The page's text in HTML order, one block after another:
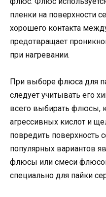
пленки на поверхности
хорошего контакта
предотвращает
при нагревании.
При выборе флюса для
следует учитывать его
всего выбирать флюсы,
агрессивных кислот и
повредить поверхность
популярных вариантов
флюсы или смеси
специально для пайки